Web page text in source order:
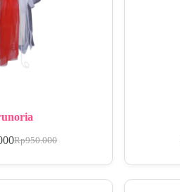
Rp950.000